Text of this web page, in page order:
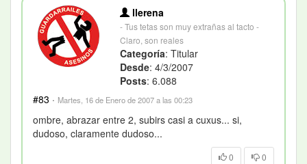
llerena
- Tus tetas son muy extrañas al tacto -
Claro, son reales
Categoría: Titular
Desde: 4/3/2007
Posts: 6.088
#83 · Martes, 16 de Enero de 2007 a las 00:23
ombre, abrazar entre 2, subirs casi a cuxus... si,
dudoso, claramente dudoso...
0 0